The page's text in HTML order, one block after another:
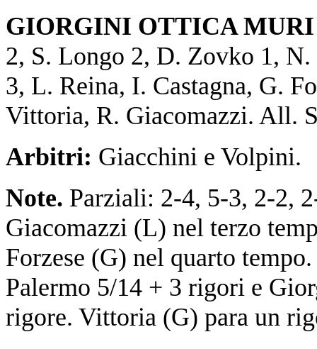
GIORGINI OTTICA
2, S. Longo 2, D. Zovko 1,
3, L. Reina, I. Castagna, G.
Vittoria, R. Giacomazzi. All.
Arbitri: Giacchini e Volpini.
Note. Parziali: 2-4, 5-3, 2-2,
Giacomazzi (L) nel terzo
Forzese (G) nel quarto
Palermo 5/14 + 3 rigori e
rigore. Vittoria (G) para un